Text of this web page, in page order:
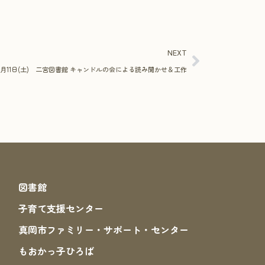
NEXT
11日(土) 二宮図書館 キャンドルの会による読み聞かせ＆工作
図書館
子育て支援センター
真岡市ファミリー・サポート・センター
もおかっ子ひろば